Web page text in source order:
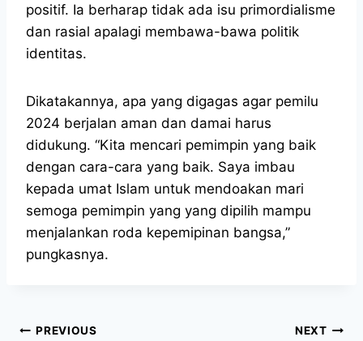
positif. Ia berharap tidak ada isu primordialisme
dan rasial apalagi membawa-bawa politik
identitas.
Dikatakannya, apa yang digagas agar pemilu
2024 berjalan aman dan damai harus
didukung. “Kita mencari pemimpin yang baik
dengan cara-cara yang baik. Saya imbau
kepada umat Islam untuk mendoakan mari
semoga pemimpin yang yang dipilih mampu
menjalankan roda kepemipinan bangsa,”
pungkasnya.
PREVIOUS NEXT